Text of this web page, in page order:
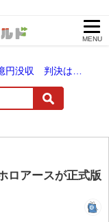
MENU
ロアースが正式版